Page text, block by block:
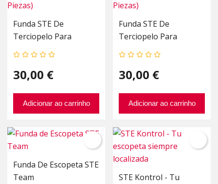
Funda STE De
Terciopelo Para
Maletín Marino (2
30,00 €
Adicionar ao carrinho
Funda STE De
Terciopelo Para
Maletín Royal (2 Piezas)
30,00 €
Adicionar ao carrinho
Funda De Escopeta STE
Team
STE Kontrol - Tu